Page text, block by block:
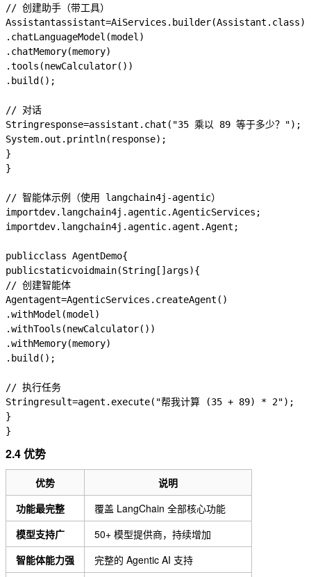
// 创建助手（带工具）
Assistantassistant=AiServices . builder(Assistant . class)
. chatLanguageModel (model )
. chatMemory(memory)
.tools (newCalculator())
. build ();
// 对话
Stringresponse=assistant . chat ( "35 乘以 89 等于多少？");
System. out . println( response);
}
}
// 智能体示例（使用 langchain4j-agentic）
importdev.langchain4j.agentic.AgenticServices ;
importdev.langchain4j.agentic.agent.Agent ;
publicclass AgentDemo{
publicstaticvoidmain(String [] args){
// 创建智能体
Agentagent=AgenticServices . createAgent ()
.withModel (model )
.withTools (newCalculator())
.withMemory(memory)
. build ();
// 执行任务
Stringresult=agent . execute( "帮我计算 (35 + 89) * 2");
}
}
2.4 优势
优势
说明
功能最完整
覆盖 LangChain 全部核心功能
模型支持广
50+ 模型提供商，持续增加
智能体能力强
完整的 Agentic AI 支持